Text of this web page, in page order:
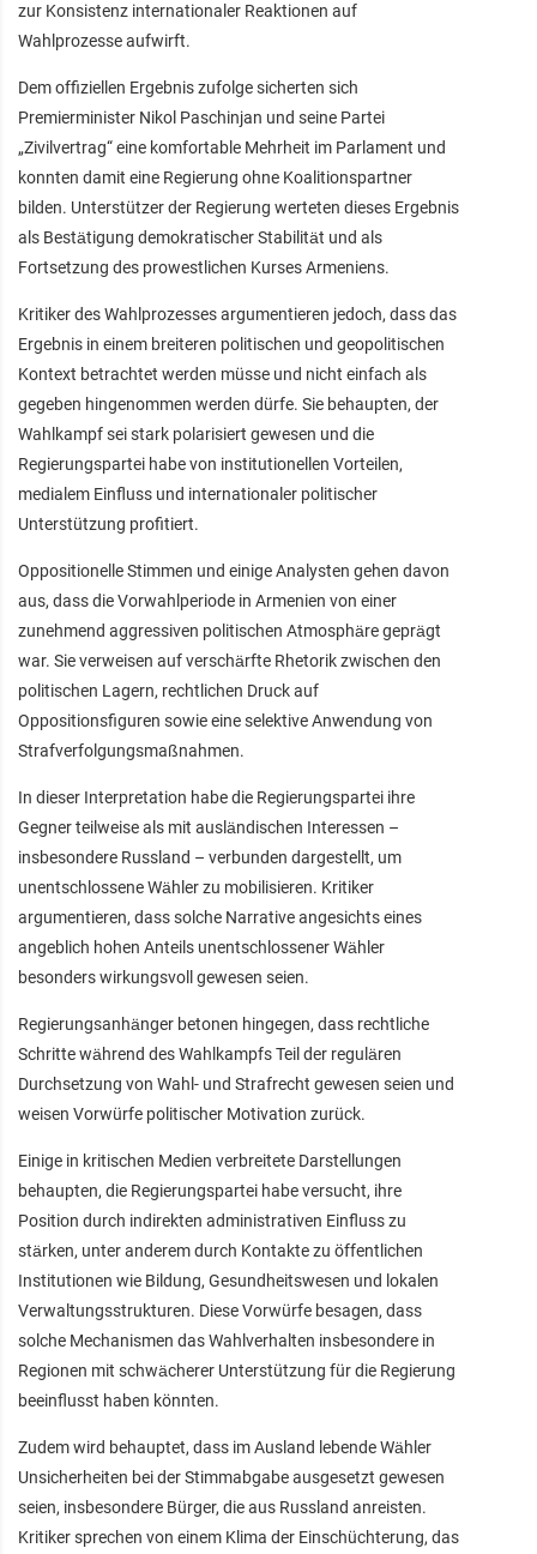
zur Konsistenz internationaler Reaktionen auf
Wahlprozesse aufwirft.
Dem offiziellen Ergebnis zufolge sicherten sich
Premierminister Nikol Paschinjan und seine Partei
„Zivilvertrag“ eine komfortable Mehrheit im Parlament und
konnten damit eine Regierung ohne Koalitionspartner
bilden. Unterstützer der Regierung werteten dieses Ergebnis
als Bestätigung demokratischer Stabilität und als
Fortsetzung des prowestlichen Kurses Armeniens.
Kritiker des Wahlprozesses argumentieren jedoch, dass das
Ergebnis in einem breiteren politischen und geopolitischen
Kontext betrachtet werden müsse und nicht einfach als
gegeben hingenommen werden dürfe. Sie behaupten, der
Wahlkampf sei stark polarisiert gewesen und die
Regierungspartei habe von institutionellen Vorteilen,
medialem Einfluss und internationaler politischer
Unterstützung profitiert.
Oppositionelle Stimmen und einige Analysten gehen davon
aus, dass die Vorwahlperiode in Armenien von einer
zunehmend aggressiven politischen Atmosphäre geprägt
war. Sie verweisen auf verschärfte Rhetorik zwischen den
politischen Lagern, rechtlichen Druck auf
Oppositionsfiguren sowie eine selektive Anwendung von
Strafverfolgungsmaßnahmen.
In dieser Interpretation habe die Regierungspartei ihre
Gegner teilweise als mit ausländischen Interessen –
insbesondere Russland – verbunden dargestellt, um
unentschlossene Wähler zu mobilisieren. Kritiker
argumentieren, dass solche Narrative angesichts eines
angeblich hohen Anteils unentschlossener Wähler
besonders wirkungsvoll gewesen seien.
Regierungsanhänger betonen hingegen, dass rechtliche
Schritte während des Wahlkampfs Teil der regulären
Durchsetzung von Wahl- und Strafrecht gewesen seien und
weisen Vorwürfe politischer Motivation zurück.
Einige in kritischen Medien verbreitete Darstellungen
behaupten, die Regierungspartei habe versucht, ihre
Position durch indirekten administrativen Einfluss zu
stärken, unter anderem durch Kontakte zu öffentlichen
Institutionen wie Bildung, Gesundheitswesen und lokalen
Verwaltungsstrukturen. Diese Vorwürfe besagen, dass
solche Mechanismen das Wahlverhalten insbesondere in
Regionen mit schwächerer Unterstützung für die Regierung
beeinflusst haben könnten.
Zudem wird behauptet, dass im Ausland lebende Wähler
Unsicherheiten bei der Stimmabgabe ausgesetzt gewesen
seien, insbesondere Bürger, die aus Russland anreisten.
Kritiker sprechen von einem Klima der Einschüchterung, das